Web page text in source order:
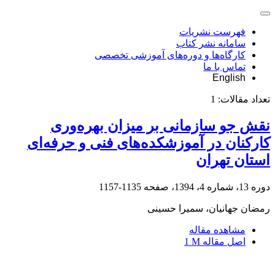
فهرست نشریات
سامانه نشر کتاب
کارگاه‌ها و دوره‌های آموزشی تخصصی
تماس با ما
English
تعداد مقالات: 1
نقش جو سازمانی بر میزان بهره‌وری
کارکنان در آموزشکده‌های فنی ‌و حرفه‌ای
استان تهران
دوره 13، شماره 4، 1394، صفحه 1135-1157
رمضان جهانیان، سمیرا حسینی
مشاهده مقاله
اصل مقاله 1 M